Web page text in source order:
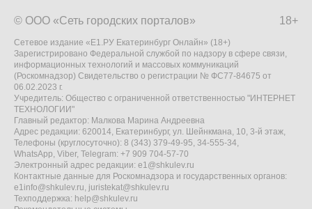
18+
© ООО «Сеть городских порталов»
Сетевое издание «Е1.РУ Екатеринбург Онлайн» (18+)
Зарегистрировано Федеральной службой по надзору в сфере связи,
информационных технологий и массовых коммуникаций
(Роскомнадзор) Свидетельство о регистрации № ФС77-84675 от
06.02.2023 г.
Учредитель: Общество с ограниченной ответственностью "ИНТЕРНЕТ
ТЕХНОЛОГИИ"
Главный редактор: Малкова Марина Андреевна
Адрес редакции: 620014, Екатеринбург, ул. Шейнкмана, 10, 3-й этаж,
Телефоны (круглосуточно): 8 (343) 379-49-95, 34-555-34,
WhatsApp, Viber, Telegram: +7 909 704-57-70
Электронный адрес редакции: e1@shkulev.ru
Контактные данные для Роскомнадзора и государственных органов:
e1info@shkulev.ru, juristekat@shkulev.ru
Техподдержка: help@shkulev.ru